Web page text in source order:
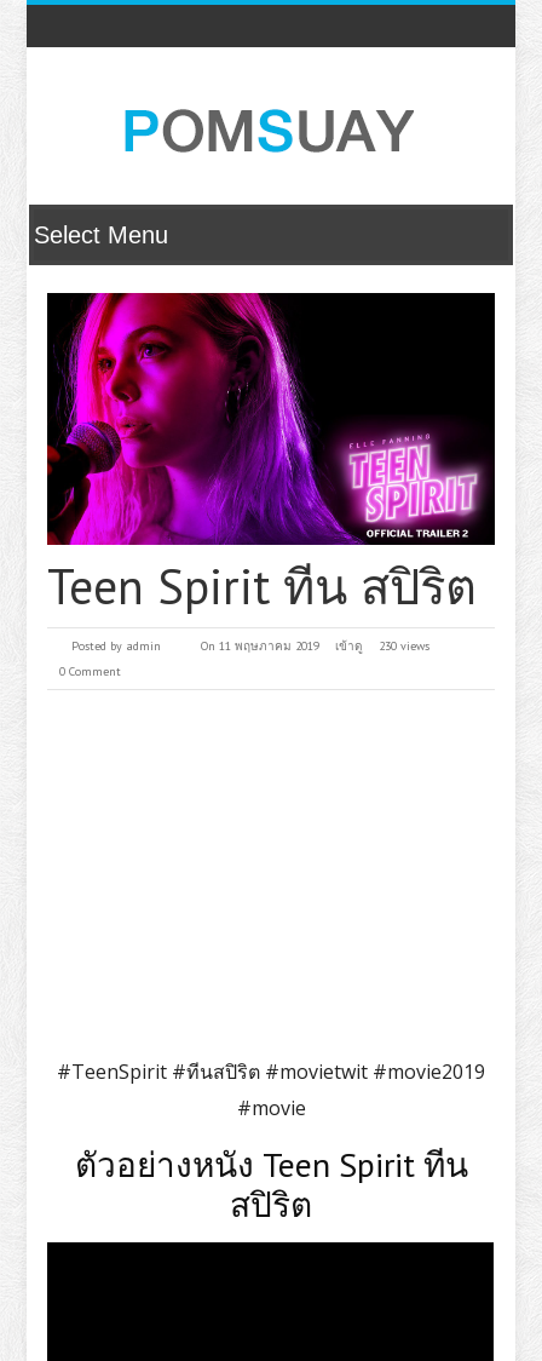
Teen Spirit ทีน สปิริต
Posted by admin On 11 พฤษภาคม 2019 เข้าดู
230 views
0 Comment
#TeenSpirit #ทีนสปิริต #movietwit #movie2019
#movie
ตัวอย่างหนัง Teen Spirit ทีน
สปิริต